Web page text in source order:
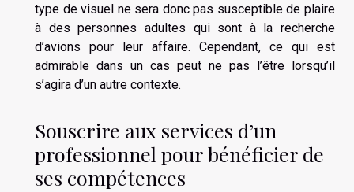
type de visuel ne sera donc pas susceptible de plaire
à des personnes adultes qui sont à la recherche
d’avions pour leur affaire. Cependant, ce qui est
admirable dans un cas peut ne pas l’être lorsqu’il
s’agira d’un autre contexte.
Souscrire aux services d’un
professionnel pour bénéficier de
ses compétences